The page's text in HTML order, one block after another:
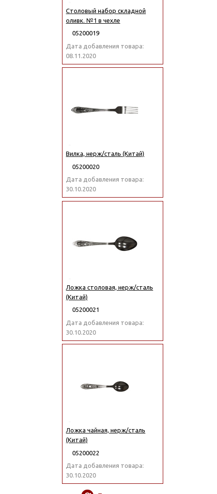
Столовый набор складной
оливк. №1 в чехле
05200019
Дата добавления товара:
08.11.2020
Вилка, нерж/сталь (Китай)
05200020
Дата добавления товара:
30.10.2020
Ложка столовая, нерж/сталь
(Китай)
05200021
Дата добавления товара:
30.10.2020
Ложка чайная, нерж/сталь
(Китай)
05200022
Дата добавления товара:
30.10.2020